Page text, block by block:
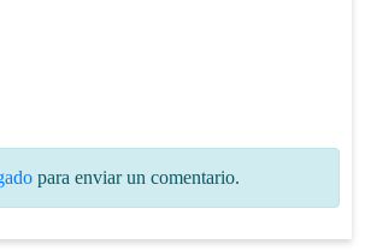
para enviar un comentario.